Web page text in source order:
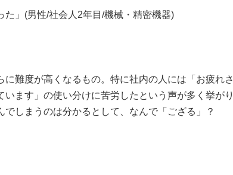
た」(男性/社会人2年目/機械・精密機器)
難度が高くなるもの。特に社内の人には「お疲れさ
ます」の使い分けに苦労したという声が多く挙がり
しまうのは分かるとして、なんで「ござる」？